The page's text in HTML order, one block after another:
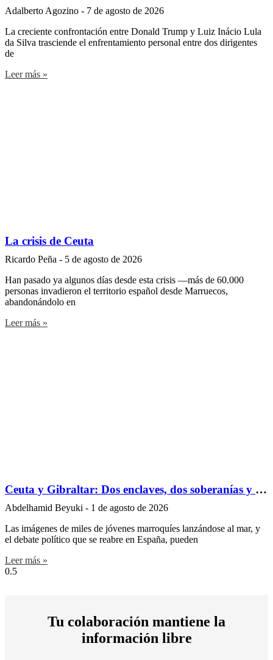
Adalberto Agozino
7 de agosto de 2026
La creciente confrontación entre Donald Trump y Luiz Inácio Lula
da Silva trasciende el enfrentamiento personal entre dos dirigentes
de
Leer más »
La crisis de Ceuta
Ricardo Peña
5 de agosto de 2026
Han pasado ya algunos días desde esta crisis —más de 60.000
personas invadieron el territorio español desde Marruecos,
abandonándolo en
Leer más »
Ceuta y Gibraltar: Dos enclaves, dos soberanías y un mismo tablero geoestratégico – La frontera que se transforma sin cambiar de soberanía
Abdelhamid Beyuki
1 de agosto de 2026
Las imágenes de miles de jóvenes marroquíes lanzándose al mar, y
el debate político que se reabre en España, pueden
Leer más »
Tu colaboración mantiene la
información libre